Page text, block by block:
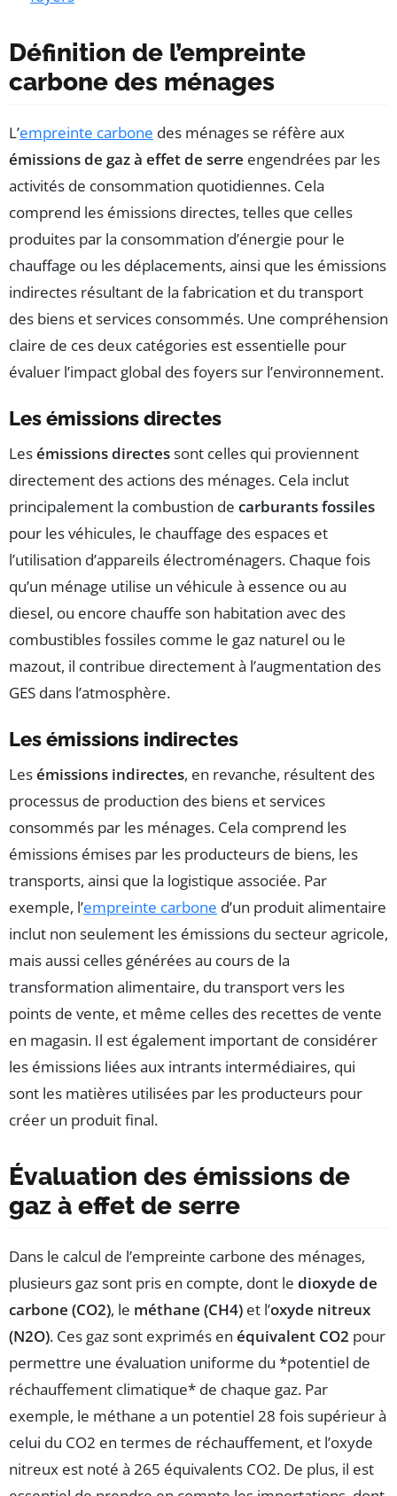
Définition de l’empreinte
carbone des ménages
L’empreinte carbone des ménages se réfère aux
émissions de gaz à effet de serre engendrées par les
activités de consommation quotidiennes. Cela
comprend les émissions directes, telles que celles
produites par la consommation d’énergie pour le
chauffage ou les déplacements, ainsi que les émissions
indirectes résultant de la fabrication et du transport
des biens et services consommés. Une compréhension
claire de ces deux catégories est essentielle pour
évaluer l’impact global des foyers sur l’environnement.
Les émissions directes
Lesémissions directessont celles qui proviennent
directement des actions des ménages. Cela inclut
principalement la combustion de carburants fossiles
pour les véhicules, le chauffage des espaces et
l’utilisation d’appareils électroménagers. Chaque fois
qu’un ménage utilise un véhicule à essence ou au
diesel, ou encore chauffe son habitation avec des
combustibles fossiles comme le gaz naturel ou le
mazout, il contribue directement à l’augmentation des
GES dans l’atmosphère.
Les émissions indirectes
Lesémissions indirectes, en revanche, résultent des
processus de production des biens et services
consommés par les ménages. Cela comprend les
émissions émises par les producteurs de biens, les
transports, ainsi que la logistique associée. Par
exemple, l’empreinte carbone d’un produit alimentaire
inclut non seulement les émissions du secteur agricole,
mais aussi celles générées au cours de la
transformation alimentaire, du transport vers les
points de vente, et même celles des recettes de vente
en magasin. Il est également important de considérer
les émissions liées aux intrants intermédiaires, qui
sont les matières utilisées par les producteurs pour
créer un produit final.
Évaluation des émissions de
gaz à effet de serre
Dans le calcul de l’empreinte carbone des ménages,
plusieurs gaz sont pris en compte, dont le dioxyde de
carbone (CO2), le méthane (CH4) et l’oxyde nitreux
(N2O). Ces gaz sont exprimés en équivalent CO2 pour
permettre une évaluation uniforme du *potentiel de
réchauffement climatique* de chaque gaz. Par
exemple, le méthane a un potentiel 28 fois supérieur à
celui du CO2 en termes de réchauffement, et l’oxyde
nitreux est noté à 265 équivalents CO2. De plus, il est